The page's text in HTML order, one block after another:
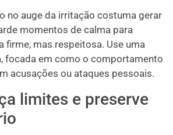
no auge da irritação costuma gerar
momentos de calma para
firme, mas respeitosa. Use uma
focada em como o comportamento
acusações ou ataques pessoais.
limites e preserve